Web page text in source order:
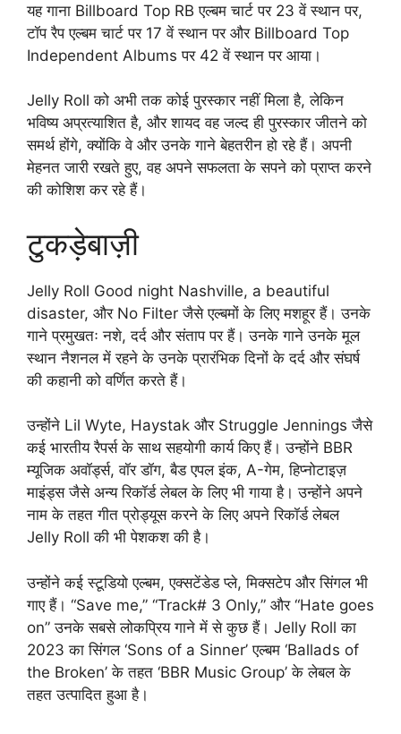
यह गाना Billboard Top RB एल्बम चार्ट पर 23 वें स्थान पर,
टॉप रैप एल्बम चार्ट पर 17 वें स्थान पर और Billboard Top
Independent Albums पर 42 वें स्थान पर आया।
Jelly Roll को अभी तक कोई पुरस्कार नहीं मिला है, लेकिन
भविष्य अप्रत्याशित है, और शायद वह जल्द ही पुरस्कार जीतने को
समर्थ होंगे, क्योंकि वे और उनके गाने बेहतरीन हो रहे हैं। अपनी
मेहनत जारी रखते हुए, वह अपने सफलता के सपने को प्राप्त करने
की कोशिश कर रहे हैं।
टुकड़ेबाज़ी
Jelly Roll Good night Nashville, a beautiful
disaster, और No Filter जैसे एल्बमों के लिए मशहूर हैं। उनके
गाने प्रमुखतः नशे, दर्द और संताप पर हैं। उनके गाने उनके मूल
स्थान नैशनल में रहने के उनके प्रारंभिक दिनों के दर्द और संघर्ष
की कहानी को वर्णित करते हैं।
उन्होंने Lil Wyte, Haystak और Struggle Jennings जैसे
कई भारतीय रैपर्स के साथ सहयोगी कार्य किए हैं। उन्होंने BBR
म्यूजिक अवॉर्ड्स, वॉर डॉग, बैड एपल इंक, A-गेम, हिप्नोटाइज़
माइंड्स जैसे अन्य रिकॉर्ड लेबल के लिए भी गाया है। उन्होंने अपने
नाम के तहत गीत प्रोड्यूस करने के लिए अपने रिकॉर्ड लेबल
Jelly Roll की भी पेशकश की है।
उन्होंने कई स्टूडियो एल्बम, एक्सटेंडेड प्ले, मिक्सटेप और सिंगल भी
गाए हैं। “Save me,” “Track# 3 Only,” और “Hate goes
on” उनके सबसे लोकप्रिय गाने में से कुछ हैं। Jelly Roll का
2023 का सिंगल ‘Sons of a Sinner’ एल्बम ‘Ballads of
the Broken’ के तहत ‘BBR Music Group’ के लेबल के
तहत उत्पादित हुआ है।